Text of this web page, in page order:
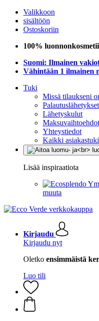
Valikkoon
sisältöön
Ostoskoriin
100%
Suomi: Ilmainen
Vähintään 1 ilmainen
Tuki
Missä tilaukseni
Palautuslähetykset
Lähetyskulut
Maksuvaihtoehdot
Yhteystiedot
Kaikki
Lisää inspiraatiota
muuta
Kirjaudu
Kirjaudu nyt
Oletko ensimmäistä
Luo tili